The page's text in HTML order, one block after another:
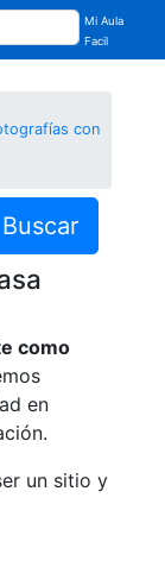
Mi Aula
Facil
con
Buscar
como
en
un sitio y